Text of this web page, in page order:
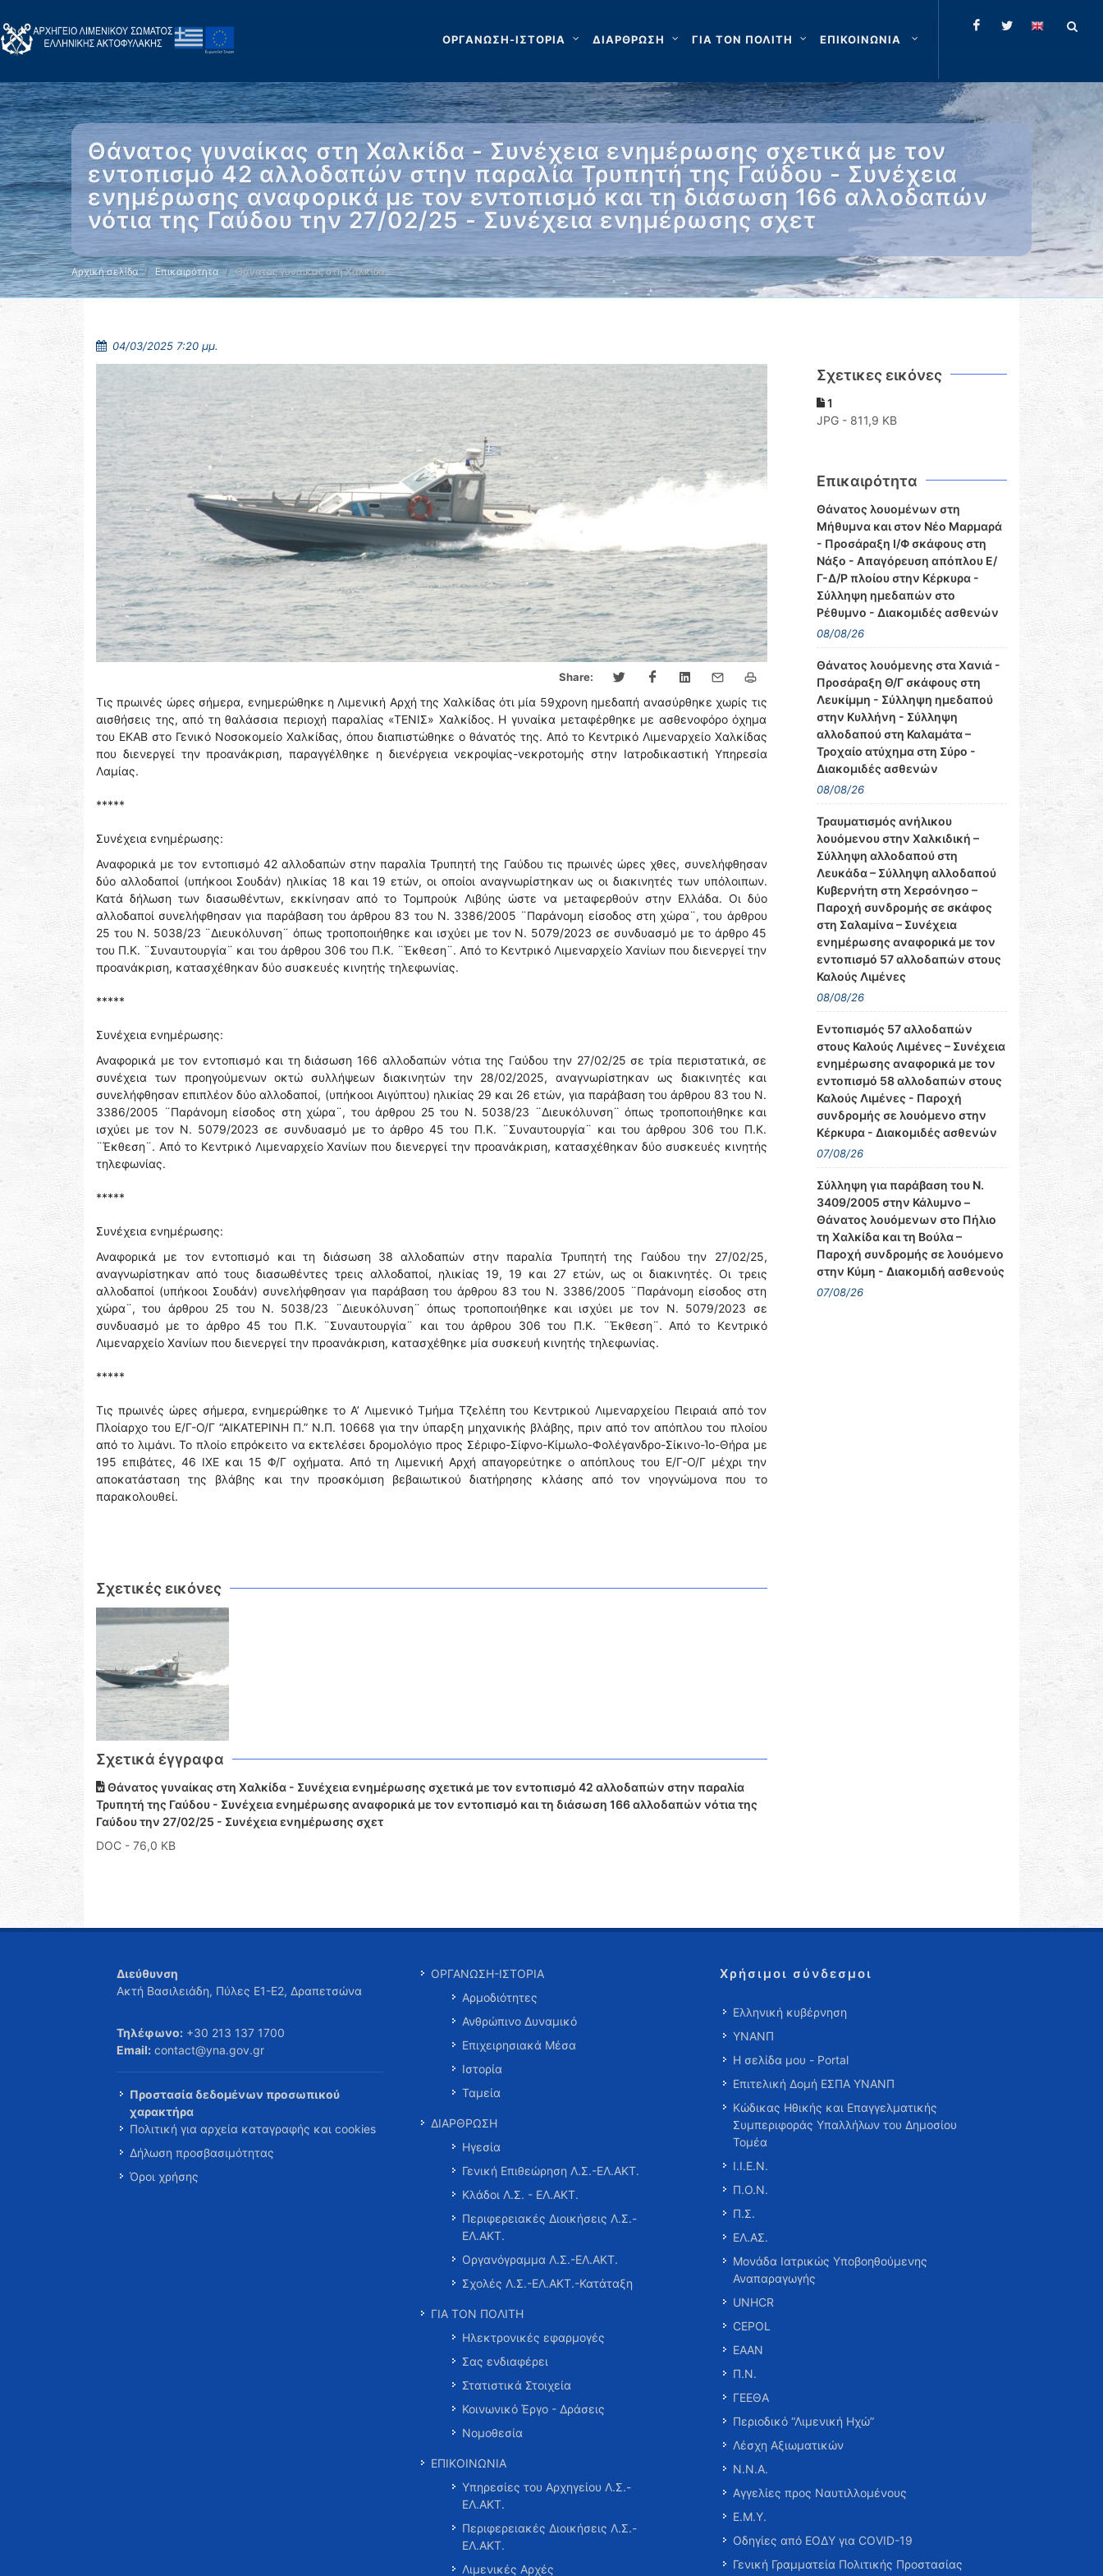
ΟΡΓΑΝΩΣΗ-ΙΣΤΟΡΙΑ ΔΙΑΡΘΡΩΣΗ ΓΙΑ ΤΟΝ ΠΟΛΙΤΗ ΕΠΙΚΟΙΝΩΝΙΑ
Θάνατος γυναίκας στη Χαλκίδα - Συνέχεια ενημέρωσης σχετικά με τον
εντοπισμό 42 αλλοδαπών στην παραλία Τρυπητή της Γαύδου - Συνέχεια
ενημέρωσης αναφορικά με τον εντοπισμό και τη διάσωση 166 αλλοδαπών
νότια της Γαύδου την 27/02/25 - Συνέχεια ενημέρωσης σχετ
Αρχική σελίδα Επικαιρότητα Θάνατος γυναίκας στη Χαλκίδα …
04/03/2025 7:20 μμ.
Share:
Τις πρωινές ώρες σήμερα, ενημερώθηκε η Λιμενική Αρχή της Χαλκίδας ότι μία 59χρονη ημεδαπή ανασύρθηκε χωρίς τις
αισθήσεις της, από τη θαλάσσια περιοχή παραλίας «ΤΕΝΙΣ» Χαλκίδος. Η γυναίκα μεταφέρθηκε με ασθενοφόρο όχημα
του ΕΚΑΒ στο Γενικό Νοσοκομείο Χαλκίδας, όπου διαπιστώθηκε ο θάνατός της. Από το Κεντρικό Λιμεναρχείο Χαλκίδας
που διενεργεί την προανάκριση, παραγγέλθηκε η διενέργεια νεκροψίας-νεκροτομής στην Ιατροδικαστική Υπηρεσία
Λαμίας.
*****
Συνέχεια ενημέρωσης:
Αναφορικά με τον εντοπισμό 42 αλλοδαπών στην παραλία Τρυπητή της Γαύδου τις πρωινές ώρες χθες, συνελήφθησαν
δύο αλλοδαποί (υπήκοοι Σουδάν) ηλικίας 18 και 19 ετών, οι οποίοι αναγνωρίστηκαν ως οι διακινητές των υπόλοιπων.
Κατά δήλωση των διασωθέντων, εκκίνησαν από το Τομπρούκ Λιβύης ώστε να μεταφερθούν στην Ελλάδα. Οι δύο
αλλοδαποί συνελήφθησαν για παράβαση του άρθρου 83 του Ν. 3386/2005 ¨Παράνομη είσοδος στη χώρα¨, του άρθρου
25 του Ν. 5038/23 ¨Διευκόλυνση¨ όπως τροποποιήθηκε και ισχύει με τον Ν. 5079/2023 σε συνδυασμό με το άρθρο 45
του Π.Κ. ¨Συναυτουργία¨ και του άρθρου 306 του Π.Κ. ¨Έκθεση¨. Από το Κεντρικό Λιμεναρχείο Χανίων που διενεργεί την
προανάκριση, κατασχέθηκαν δύο συσκευές κινητής τηλεφωνίας.
*****
Συνέχεια ενημέρωσης:
Αναφορικά με τον εντοπισμό και τη διάσωση 166 αλλοδαπών νότια της Γαύδου την 27/02/25 σε τρία περιστατικά, σε
συνέχεια των προηγούμενων οκτώ συλλήψεων διακινητών την 28/02/2025, αναγνωρίστηκαν ως διακινητές και
συνελήφθησαν επιπλέον δύο αλλοδαποί, (υπήκοοι Αιγύπτου) ηλικίας 29 και 26 ετών, για παράβαση του άρθρου 83 του Ν.
3386/2005 ¨Παράνομη είσοδος στη χώρα¨, του άρθρου 25 του Ν. 5038/23 ¨Διευκόλυνση¨ όπως τροποποιήθηκε και
ισχύει με τον Ν. 5079/2023 σε συνδυασμό με το άρθρο 45 του Π.Κ. ¨Συναυτουργία¨ και του άρθρου 306 του Π.Κ.
¨Έκθεση¨. Από το Κεντρικό Λιμεναρχείο Χανίων που διενεργεί την προανάκριση, κατασχέθηκαν δύο συσκευές κινητής
τηλεφωνίας.
*****
Συνέχεια ενημέρωσης:
Αναφορικά με τον εντοπισμό και τη διάσωση 38 αλλοδαπών στην παραλία Τρυπητή της Γαύδου την 27/02/25,
αναγνωρίστηκαν από τους διασωθέντες τρεις αλλοδαποί, ηλικίας 19, 19 και 27 ετών, ως οι διακινητές. Οι τρεις
αλλοδαποί (υπήκοοι Σουδάν) συνελήφθησαν για παράβαση του άρθρου 83 του Ν. 3386/2005 ¨Παράνομη είσοδος στη
χώρα¨, του άρθρου 25 του Ν. 5038/23 ¨Διευκόλυνση¨ όπως τροποποιήθηκε και ισχύει με τον Ν. 5079/2023 σε
συνδυασμό με το άρθρο 45 του Π.Κ. ¨Συναυτουργία¨ και του άρθρου 306 του Π.Κ. ¨Έκθεση¨. Από το Κεντρικό
Λιμεναρχείο Χανίων που διενεργεί την προανάκριση, κατασχέθηκε μία συσκευή κινητής τηλεφωνίας.
*****
Τις πρωινές ώρες σήμερα, ενημερώθηκε το Α’ Λιμενικό Τμήμα Τζελέπη του Κεντρικού Λιμεναρχείου Πειραιά από τον
Πλοίαρχο του Ε/Γ-Ο/Γ “ΑΙΚΑΤΕΡΙΝΗ Π.” N.Π. 10668 για την ύπαρξη μηχανικής βλάβης, πριν από τον απόπλου του πλοίου
από το λιμάνι. Το πλοίο επρόκειτο να εκτελέσει δρομολόγιο προς Σέριφο-Σίφνο-Κίμωλο-Φολέγανδρο-Σίκινο-Ίο-Θήρα με
195 επιβάτες, 46 ΙΧΕ και 15 Φ/Γ οχήματα. Από τη Λιμενική Αρχή απαγορεύτηκε ο απόπλους του Ε/Γ-Ο/Γ μέχρι την
αποκατάσταση της βλάβης και την προσκόμιση βεβαιωτικού διατήρησης κλάσης από τον νηογνώμονα που το
παρακολουθεί.
Σχετικές εικόνες
Σχετικά έγγραφα
Θάνατος γυναίκας στη Χαλκίδα - Συνέχεια ενημέρωσης σχετικά με τον εντοπισμό 42 αλλοδαπών στην παραλία
Τρυπητή της Γαύδου - Συνέχεια ενημέρωσης αναφορικά με τον εντοπισμό και τη διάσωση 166 αλλοδαπών νότια της
Γαύδου την 27/02/25 - Συνέχεια ενημέρωσης σχετ
DOC - 76,0 KB
Σχετικες εικόνες
1
JPG - 811,9 KB
Επικαιρότητα
Θάνατος λουομένων στη
Μήθυμνα και στον Νέο Μαρμαρά
- Προσάραξη Ι/Φ σκάφους στη
Νάξο - Απαγόρευση απόπλου Ε/
Γ-Δ/Ρ πλοίου στην Κέρκυρα -
Σύλληψη ημεδαπών στο
Ρέθυμνο - Διακομιδές ασθενών
08/08/26
Θάνατος λουόμενης στα Χανιά -
Προσάραξη Θ/Γ σκάφους στη
Λευκίμμη - Σύλληψη ημεδαπού
στην Κυλλήνη - Σύλληψη
αλλοδαπού στη Καλαμάτα –
Τροχαίο ατύχημα στη Σύρο -
Διακομιδές ασθενών
08/08/26
Τραυματισμός ανήλικου
λουόμενου στην Χαλκιδική –
Σύλληψη αλλοδαπού στη
Λευκάδα – Σύλληψη αλλοδαπού
Κυβερνήτη στη Χερσόνησο –
Παροχή συνδρομής σε σκάφος
στη Σαλαμίνα – Συνέχεια
ενημέρωσης αναφορικά με τον
εντοπισμό 57 αλλοδαπών στους
Καλούς Λιμένες
08/08/26
Εντοπισμός 57 αλλοδαπών
στους Καλούς Λιμένες – Συνέχεια
ενημέρωσης αναφορικά με τον
εντοπισμό 58 αλλοδαπών στους
Καλούς Λιμένες - Παροχή
συνδρομής σε λουόμενο στην
Κέρκυρα - Διακομιδές ασθενών
07/08/26
Σύλληψη για παράβαση του Ν.
3409/2005 στην Κάλυμνο –
Θάνατος λουόμενων στο Πήλιο
τη Χαλκίδα και τη Βούλα –
Παροχή συνδρομής σε λουόμενο
στην Κύμη - Διακομιδή ασθενούς
07/08/26
Διεύθυνση
Ακτή Βασιλειάδη, Πύλες Ε1-Ε2, Δραπετσώνα
Τηλέφωνο: +30 213 137 1700
Email: contact@yna.gov.gr
Προστασία δεδομένων προσωπικού
χαρακτήρα
Πολιτική για αρχεία καταγραφής και cookies
Δήλωση προσβασιμότητας
Όροι χρήσης
ΟΡΓΑΝΩΣΗ-ΙΣΤΟΡΙΑ
Αρμοδιότητες
Ανθρώπινο Δυναμικό
Επιχειρησιακά Μέσα
Ιστορία
Ταμεία
ΔΙΑΡΘΡΩΣΗ
Ηγεσία
Γενική Επιθεώρηση Λ.Σ.-ΕΛ.ΑΚΤ.
Κλάδοι Λ.Σ. - ΕΛ.ΑΚΤ.
Περιφερειακές Διοικήσεις Λ.Σ.-
ΕΛ.ΑΚΤ.
Οργανόγραμμα Λ.Σ.-ΕΛ.ΑΚΤ.
Σχολές Λ.Σ.-ΕΛ.ΑΚΤ.-Κατάταξη
ΓΙΑ ΤΟΝ ΠΟΛΙΤΗ
Ηλεκτρονικές εφαρμογές
Σας ενδιαφέρει
Στατιστικά Στοιχεία
Κοινωνικό Έργο - Δράσεις
Νομοθεσία
ΕΠΙΚΟΙΝΩΝΙΑ
Υπηρεσίες του Αρχηγείου Λ.Σ.-
ΕΛ.ΑΚΤ.
Περιφερειακές Διοικήσεις Λ.Σ.-
ΕΛ.ΑΚΤ.
Λιμενικές Αρχές
Χρήσιμοι σύνδεσμοι
Ελληνική κυβέρνηση
ΥΝΑΝΠ
Η σελίδα μου - Portal
Επιτελική Δομή ΕΣΠΑ ΥΝΑΝΠ
Κώδικας Ηθικής και Επαγγελματικής
Συμπεριφοράς Υπαλλήλων του Δημοσίου
Τομέα
Ι.Ι.Ε.Ν.
Π.Ο.Ν.
Π.Σ.
ΕΛ.ΑΣ.
Μονάδα Ιατρικώς Υποβοηθούμενης
Αναπαραγωγής
UNHCR
CEPOL
ΕΑΑΝ
Π.Ν.
ΓΕΕΘΑ
Περιοδικό “Λιμενική Ηχώ”
Λέσχη Αξιωματικών
Ν.Ν.Α.
Αγγελίες προς Ναυτιλλομένους
Ε.Μ.Υ.
Οδηγίες από ΕΟΔΥ για COVID-19
Γενική Γραμματεία Πολιτικής Προστασίας